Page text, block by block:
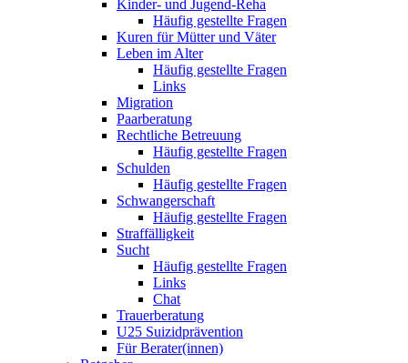
Kinder- und Jugend-Reha
Häufig gestellte Fragen
Kuren für Mütter und Väter
Leben im Alter
Häufig gestellte Fragen
Links
Migration
Paarberatung
Rechtliche Betreuung
Häufig gestellte Fragen
Schulden
Häufig gestellte Fragen
Schwangerschaft
Häufig gestellte Fragen
Straffälligkeit
Sucht
Häufig gestellte Fragen
Links
Chat
Trauerberatung
U25 Suizidprävention
Für Berater(innen)